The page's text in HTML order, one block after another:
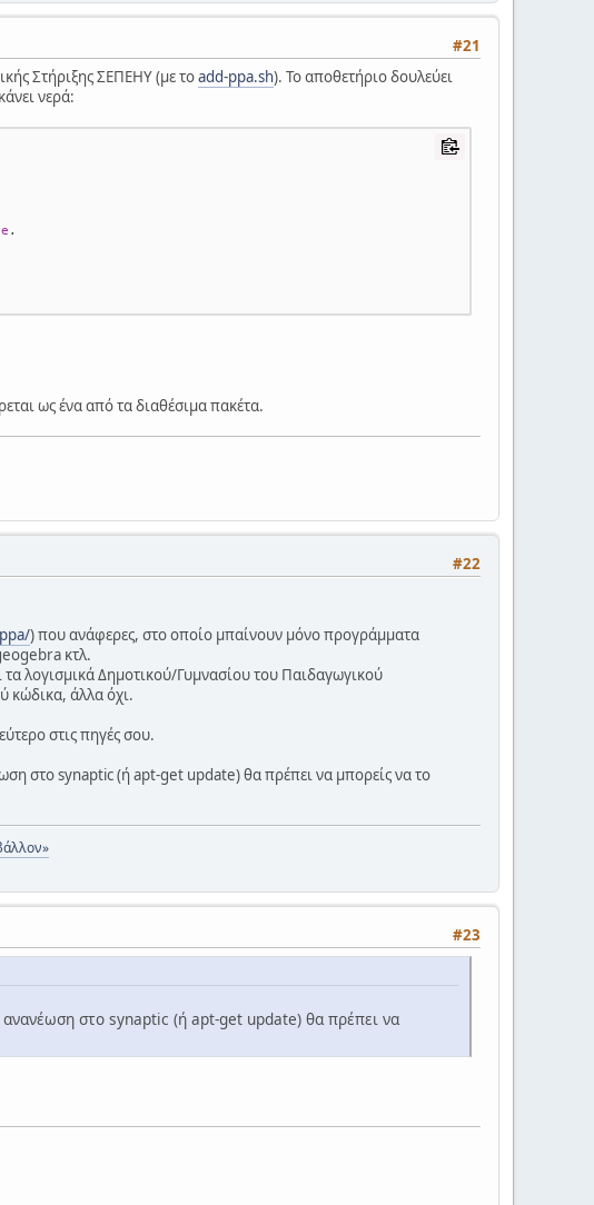
#21
Στήριξης ΣΕΠΕΗΥ (με τοadd-ppa.sh). Το αποθετήριο δουλεύει
νερά:
.
ως ένα από τα διαθέσιμα πακέτα.
#22
) που ανάφερες, στο οποίο μπαίνουν μόνο προγράμματα
κτλ.
τα λογισμικά Δημοτικού/Γυμνασίου του Παιδαγωγικού
κώδικα, άλλα όχι.
στις πηγές σου.
στο synaptic (ή apt-get update) θα πρέπει να μπορείς να το
#23
ανανέωση στο synaptic (ή apt-get update) θα πρέπει να